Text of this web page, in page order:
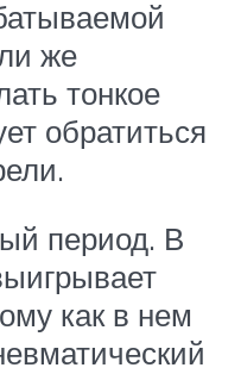
же
тонкое
обратиться
период. В
как в нем